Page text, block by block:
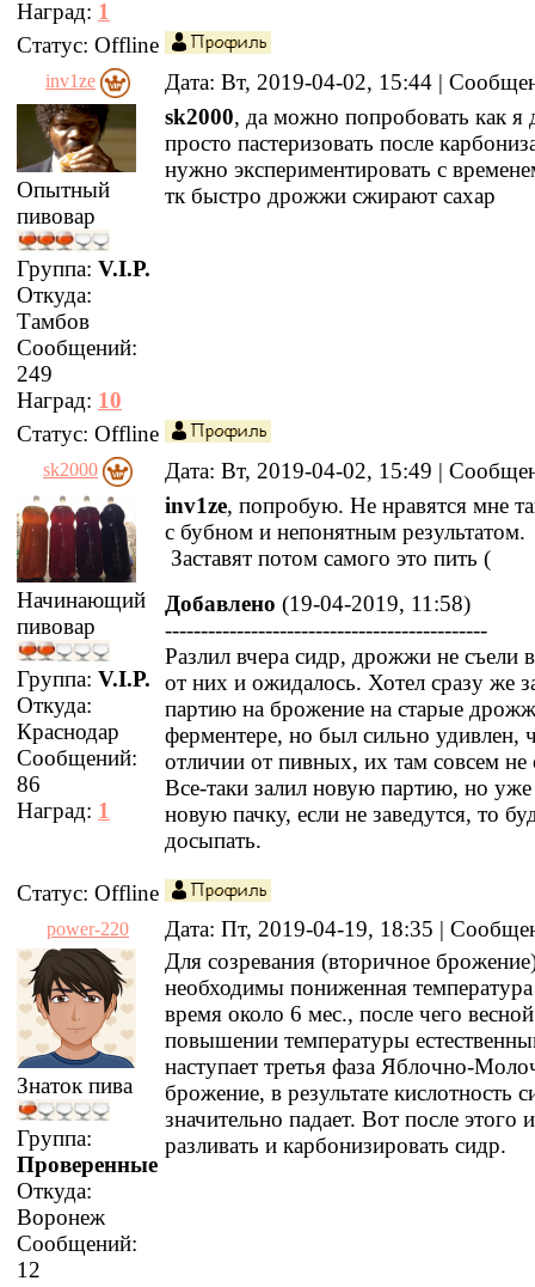
Наград: 1
Статус: Offline
inv1ze Дата: Вт, 2019-04-02, 15:44 |
Опытный
пивовар
Группа: V.I.P.
Откуда:
Тамбов
Сообщений:
249
Наград: 10
sk2000, да можно попробовать как я
просто пастеризовать после
нужно экспериментировать с
тк быстро дрожжи сжирают сахар
Статус: Offline
sk2000 Дата: Вт, 2019-04-02, 15:49 |
Начинающий
пивовар
Группа: V.I.P.
Откуда:
Краснодар
Сообщений:
86
Наград: 1
inv1ze, попробую. Не нравятся мне
с бубном и непонятным результатом.
Заставят потом самого это пить (
Добавлено (19-04-2019, 11:58)
---------------------------------------------
Разлил вчера сидр, дрожжи не съели
от них и ожидалось. Хотел сразу же
партию на брожение на старые
ферментере, но был сильно удивлен,
отличии от пивных, их там совсем не
Все-таки залил новую партию, но
новую пачку, если не заведутся, то
досыпать.
Статус: Offline
power-220 Дата: Пт, 2019-04-19, 18:35 |
Знаток пива
Группа:
Проверенные
Откуда:
Воронеж
Сообщений:
12
Для созревания (вторичное
необходимы пониженная
время около 6 мес., после чего
повышении температуры
наступает третья фаза Яблочно-
брожение, в результате кислотность
значительно падает. Вот после этого
разливать и карбонизировать сидр.